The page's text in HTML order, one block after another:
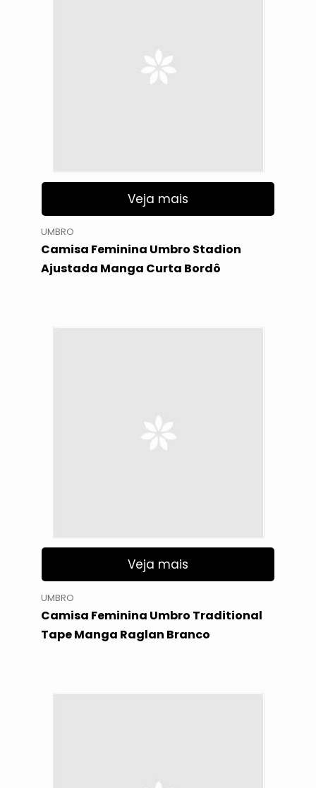
Veja mais
UMBRO
Camisa Feminina Umbro Stadion
Ajustada Manga Curta Bordô
Veja mais
UMBRO
Camisa Feminina Umbro Traditional
Tape Manga Raglan Branco